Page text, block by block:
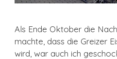
Als Ende Oktober die
machte, dass die Greizer
wird, war auch ich